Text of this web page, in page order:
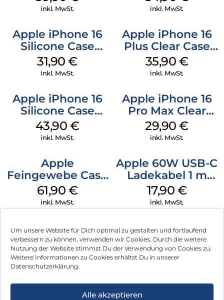
Um unsere Website für Dich optimal zu gestalten und fortlaufend
verbessern zu können, verwenden wir Cookies. Durch die weitere
Nutzung der Website stimmst Du der Verwendung von Cookies zu.
Weitere Informationen zu Cookies erhältst Du in unserer
Datenschutzerklärung.
Alle akzeptieren
inkl. MwSt.
Denim
inkl. MwSt.
Apple iPhone 16
Silicone Case
MagSafe Fuchsia
31,90€
inkl. MwSt.
Apple iPhone 16
Plus Clear Case
MagSafe
Transparent
35,90 €
inkl. MwSt.
Apple iPhone 16
Silicone Case
MagSafe Plum
43,90 €
inkl. MwSt.
Apple iPhone 16
Pro Max Clear
Case MagSafe
Transparent
29,90€
inkl. MwSt.
Apple
Feingewebe Case
iPhone 15 Pro
MagSafe Schwarz
61,90 €
inkl. MwSt.
Apple 60W USB-C
Ladekabel 1 m
Weiß
17,90 €
inkl. MwSt.
Impressum
Können wir Dir behilflich sein?